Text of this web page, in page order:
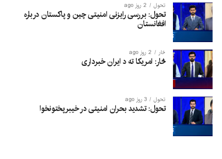
تحول 2 روز ago
تحول: بررسی رایزنی امنیتی چین و پاکستان درباره
افغانستان
څار 2 روز ago
څار: امریکا ته د ایران خبرداری
تحول 3 روز ago
تحول: تشدید بحران امنیتی در خیبرپختونخوا